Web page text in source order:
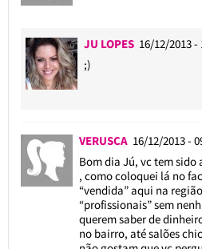
JU LOPES 16/12/2013 -
;)
VERUSCA 16/12/2013 -
Bom dia Jú, vc tem sido
, como coloquei lá no
“vendida” aqui na
“profissionais” sem
querem saber de
no bairro, até salões